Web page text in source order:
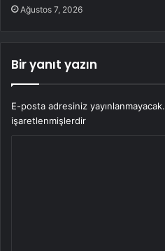
Ağustos 7, 2026
Bir yanıt yazın
E-posta adresiniz yayınlanmayacak.
işaretlenmişlerdir